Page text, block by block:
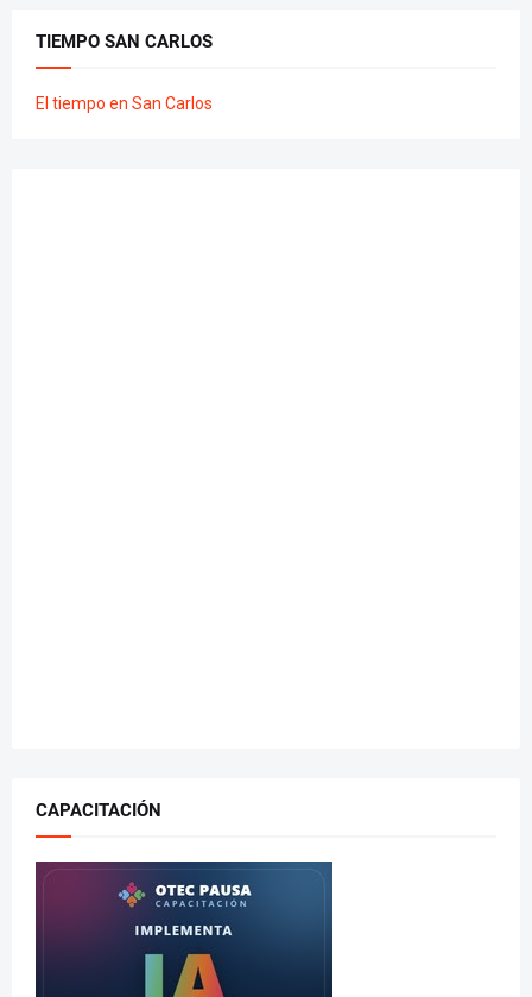
TIEMPO SAN CARLOS
El tiempo en San Carlos
CAPACITACIÓN